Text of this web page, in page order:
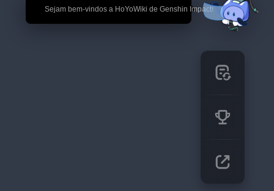
🎉 Sejam bem-vindos a HoYoWiki de Genshin Impact!